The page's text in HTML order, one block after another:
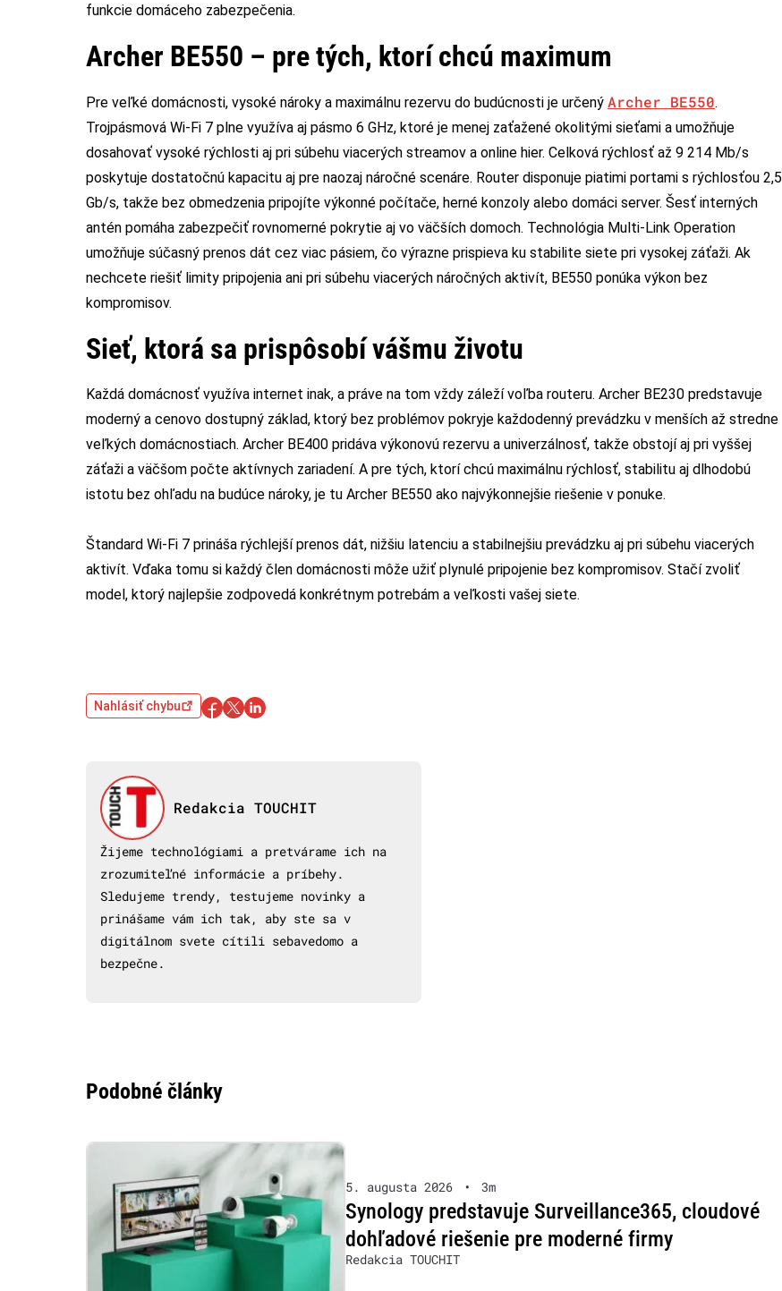
funkcie domáceho zabezpečenia.
Archer BE550 – pre tých, ktorí chcú maximum
Pre veľké domácnosti, vysoké nároky a maximálnu rezervu do budúcnosti je určený Archer BE550.
Trojpásmová Wi-Fi 7 plne využíva aj pásmo 6 GHz, ktoré je menej zaťažené okolitými sieťami a umožňuje
dosahovať vysoké rýchlosti aj pri súbehu viacerých streamov a online hier. Celková rýchlosť až 9 214 Mb/s
poskytuje dostatočnú kapacitu aj pre naozaj náročné scenáre. Router disponuje piatimi portami s rýchlosťou 2,5
Gb/s, takže bez obmedzenia pripojíte výkonné počítače, herné konzoly alebo domáci server. Šesť interných
antén pomáha zabezpečiť rovnomerné pokrytie aj vo väčších domoch. Technológia Multi-Link Operation
umožňuje súčasný prenos dát cez viac pásiem, čo výrazne prispieva ku stabilite siete pri vysokej záťaži. Ak
nechcete riešiť limity pripojenia ani pri súbehu viacerých náročných aktivít, BE550 ponúka výkon bez
kompromisov.
Sieť, ktorá sa prispôsobí vášmu životu
Každá domácnosť využíva internet inak, a práve na tom vždy záleží voľba routeru. Archer BE230 predstavuje
moderný a cenovo dostupný základ, ktorý bez problémov pokryje každodenný prevádzku v menších až stredne
veľkých domácnostiach. Archer BE400 pridáva výkonovú rezervu a univerzálnosť, takže obstojí aj pri vyššej
záťaži a väčšom počte aktívnych zariadení. A pre tých, ktorí chcú maximálnu rýchlosť, stabilitu aj dlhodobú
istotu bez ohľadu na budúce nároky, je tu Archer BE550 ako najvýkonnejšie riešenie v ponuke.
Štandard Wi-Fi 7 prináša rýchlejší prenos dát, nižšiu latenciu a stabilnejšiu prevádzku aj pri súbehu viacerých
aktivít. Vďaka tomu si každý člen domácnosti môže užiť plynulé pripojenie bez kompromisov. Stačí zvoliť
model, ktorý najlepšie zodpovedá konkrétnym potrebám a veľkosti vašej siete.
Nahlásiť chybu
Redakcia TOUCHIT
Žijeme technológiami a pretvárame ich na
zrozumiteľné informácie a príbehy.
Sledujeme trendy, testujeme novinky a
prinášame vám ich tak, aby ste sa v
digitálnom svete cítili sebavedomo a
bezpečne.
Podobné články
5. augusta 2026 • 3m
Synology predstavuje Surveillance365, cloudové
dohľadové riešenie pre moderné firmy
Redakcia TOUCHIT